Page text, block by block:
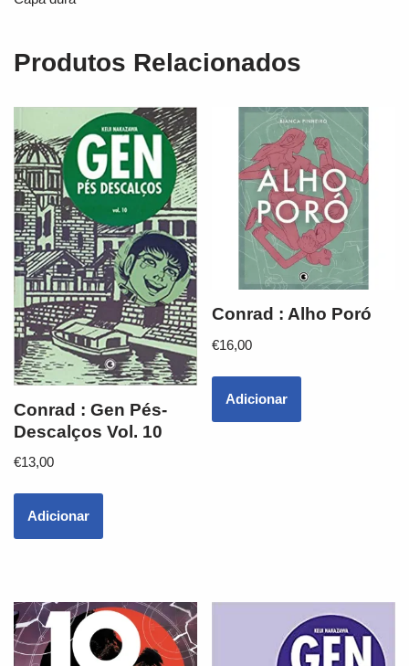
Produtos Relacionados
Conrad : Gen Pés-
Descalços Vol. 10
€13,00
Adicionar
Conrad : Alho Poró
€16,00
Adicionar